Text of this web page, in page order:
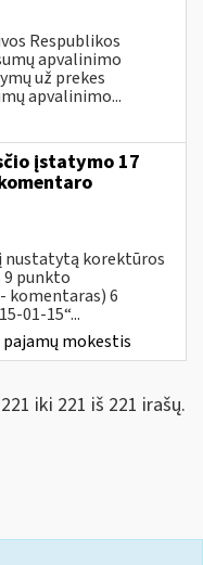
Respublikos
apvalinimo
už prekes
apvalinimo...
įstatymo 17
nustatytą korektūros
9 punkto
komentaras) 6
01-15“...
mokestis
iki 221 iš 221 irašų.